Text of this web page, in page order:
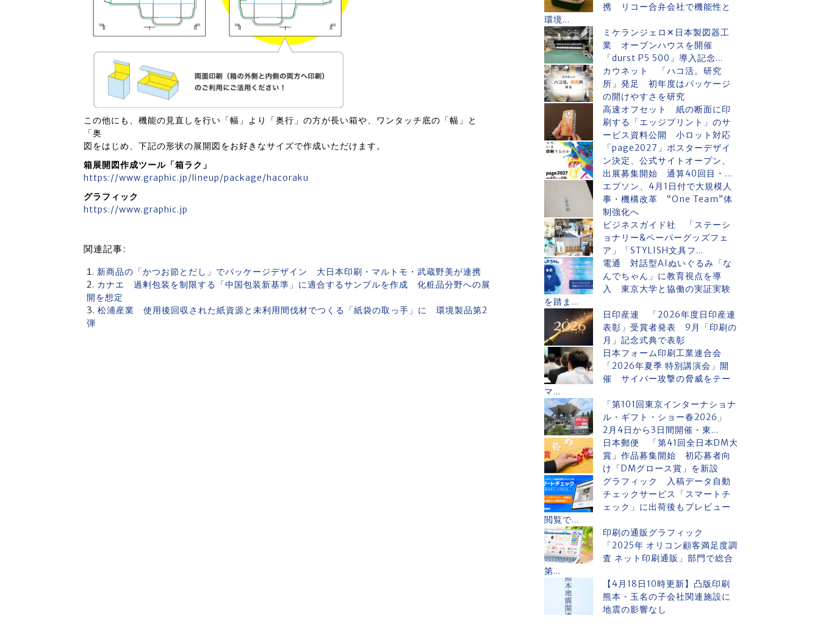
この他にも、機能の見直しを行い「幅」より「奥行」の方が長い箱や、ワンタッチ底の「幅」と
「奥
図をはじめ、下記の形状の展開図をお好きなサイズで作成いただけます。
箱展開図作成ツール「箱ラク」
https://www.graphic.jp/lineup/package/hacoraku
グラフィック
https://www.graphic.jp
関連記事:
新商品の「かつお節とだし」でパッケージデザイン 大日本印刷・マルトモ・武蔵野美が連携
カナエ 過剰包装を制限する「中国包装新基準」に適合するサンプルを作成 化粧品分野への展
開を想定
松浦産業 使用後回収された紙資源と未利用間伐材でつくる「紙袋の取っ手」に 環境製品第2
弾
携 リコー合弁会社で機能性と
環境...
ミケランジェロ✕日本製図器工
業 オープンハウスを開催
「durst P5 500」導入記念...
カウネット 「ハコ活。研究
所」発足 初年度はパッケージ
の開けやすさを研究
高速オフセット 紙の断面に印
刷する「エッジプリント」のサ
ービス資料公開 小ロット対応
「page2027」ポスターデザイ
ン決定、公式サイトオープン、
出展募集開始 通算40回目・...
エプソン、4月1日付で大規模人
事・機構改革 “One Team”体
制強化へ
ビジネスガイド社 「ステーシ
ョナリー&ペーパーグッズフェ
ア」「STYLISH文具フ...
電通 対話型AIぬいぐるみ「な
んでちゃん」に教育視点を導
入 東京大学と協働の実証実験
を踏ま...
日印産連 「2026年度日印産連
表彰」受賞者発表 9月「印刷の
月」記念式典で表彰
日本フォーム印刷工業連合会
「2026年夏季 特別講演会」開
催 サイバー攻撃の脅威をテー
マ...
「第101回東京インターナショナ
ル・ギフト・ショー春2026」
2月4日から3日間開催・東...
日本郵便 「第41回全日本DM大
賞」作品募集開始 初応募者向
け「DMグロース賞」を新設
グラフィック 入稿データ自動
チェックサービス「スマートチ
ェック」に出荷後もプレビュー
閲覧で...
印刷の通販グラフィック
「2025年 オリコン顧客満足度調
査 ネット印刷通販」部門で総合
第...
【4月18日10時更新】凸版印刷
熊本・玉名の子会社関連施設に
地震の影響なし